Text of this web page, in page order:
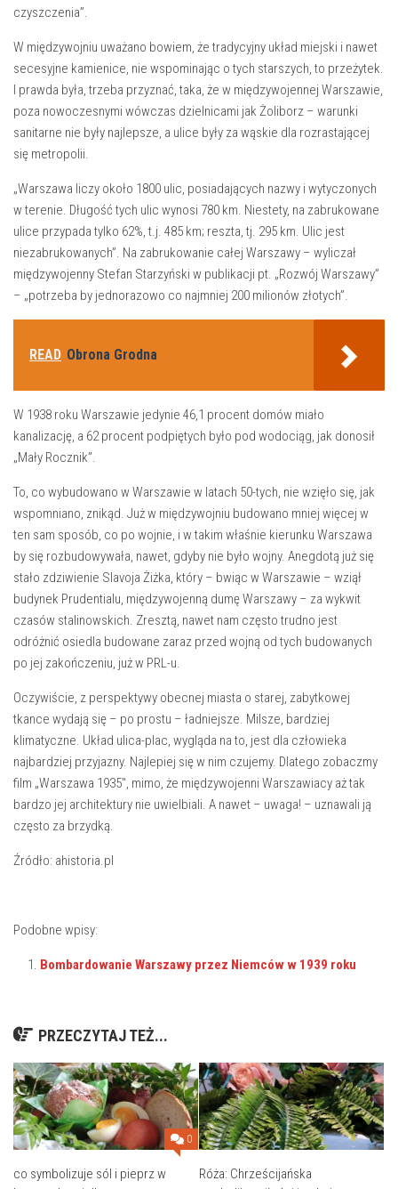
czyszczenia”.
W międzywojniu uważano bowiem, że tradycyjny układ miejski i nawet
secesyjne kamienice, nie wspominając o tych starszych, to przeżytek.
I prawda była, trzeba przyznać, taka, że w międzywojennej Warszawie,
poza nowoczesnymi wówczas dzielnicami jak Żoliborz – warunki
sanitarne nie były najlepsze, a ulice były za wąskie dla rozrastającej
się metropolii.
„Warszawa liczy około 1800 ulic, posiadających nazwy i wytyczonych
w terenie. Długość tych ulic wynosi 780 km. Niestety, na zabrukowane
ulice przypada tylko 62%, t.j. 485 km; reszta, tj. 295 km. Ulic jest
niezabrukowanych”. Na zabrukowanie całej Warszawy – wyliczał
międzywojenny Stefan Starzyński w publikacji pt. „Rozwój Warszawy”
– „potrzeba by jednorazowo co najmniej 200 milionów złotych”.
READ Obrona Grodna
W 1938 roku Warszawie jedynie 46,1 procent domów miało
kanalizację, a 62 procent podpiętych było pod wodociąg, jak donosił
„Mały Rocznik”.
To, co wybudowano w Warszawie w latach 50-tych, nie wzięło się, jak
wspomniano, znikąd. Już w międzywojniu budowano mniej więcej w
ten sam sposób, co po wojnie, i w takim właśnie kierunku Warszawa
by się rozbudowywała, nawet, gdyby nie było wojny. Anegdotą już się
stało zdziwienie Slavoja Żiżka, który – bwiąc w Warszawie – wziął
budynek Prudentialu, międzywojenną dumę Warszawy – za wykwit
czasów stalinowskich. Zresztą, nawet nam często trudno jest
odróżnić osiedla budowane zaraz przed wojną od tych budowanych
po jej zakończeniu, już w PRL-u.
Oczywiście, z perspektywy obecnej miasta o starej, zabytkowej
tkance wydają się – po prostu – ładniejsze. Milsze, bardziej
klimatyczne. Układ ulica-plac, wygląda na to, jest dla człowieka
najbardziej przyjazny. Najlepiej się w nim czujemy. Dlatego zobaczmy
film „Warszawa 1935″, mimo, że międzywojenni Warszawiacy aż tak
bardzo jej architektury nie uwielbiali. A nawet – uwaga! – uznawali ją
często za brzydką.
Źródło: ahistoria.pl
Podobne wpisy:
Bombardowanie Warszawy przez Niemców w 1939 roku
PRZECZYTAJ TEŻ...
0
co symbolizuje sól i pieprz w
Róża: Chrześcijańska